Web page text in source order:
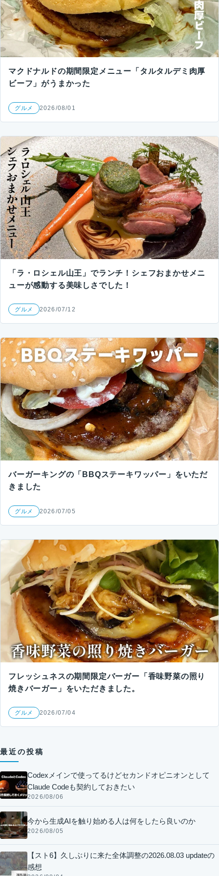
マクドナルドの期間限定メニュー「タルタルデミ肉厚
ビーフ」がうまかった
グルメ 2026/08/01
「ラ・ロシェル山王」でランチ！シェフおまかせメニ
ューが感動する美味しさでした！
グルメ 2026/07/12
バーガーキングの「BBQステーキワッパー」をいただ
きました
グルメ 2026/07/05
フレッシュネスの期間限定バーガー「香味野菜の照り
焼きバーガー」をいただきました。
グルメ 2026/07/04
最近の投稿
Codexメインで使ってるけどセカンドオピニオンとして
Claude Codeも契約しておきたい
2026/08/06
今から生成AIを触り始める人は何をしたら良いのか
2026/08/05
【スト6】久しぶりに来た全体調整の2026.08.03 updateの
感想